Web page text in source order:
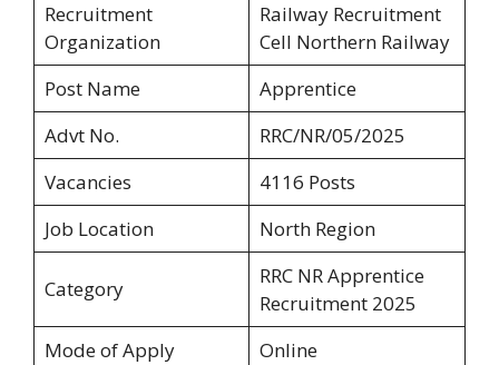
Recruitment
Organization
Railway Recruitment
Cell Northern Railway
Post Name
Apprentice
Advt No.
RRC/NR/05/2025
Vacancies
4116 Posts
Job Location
North Region
Category
RRC NR Apprentice
Recruitment 2025
Mode of Apply
Online